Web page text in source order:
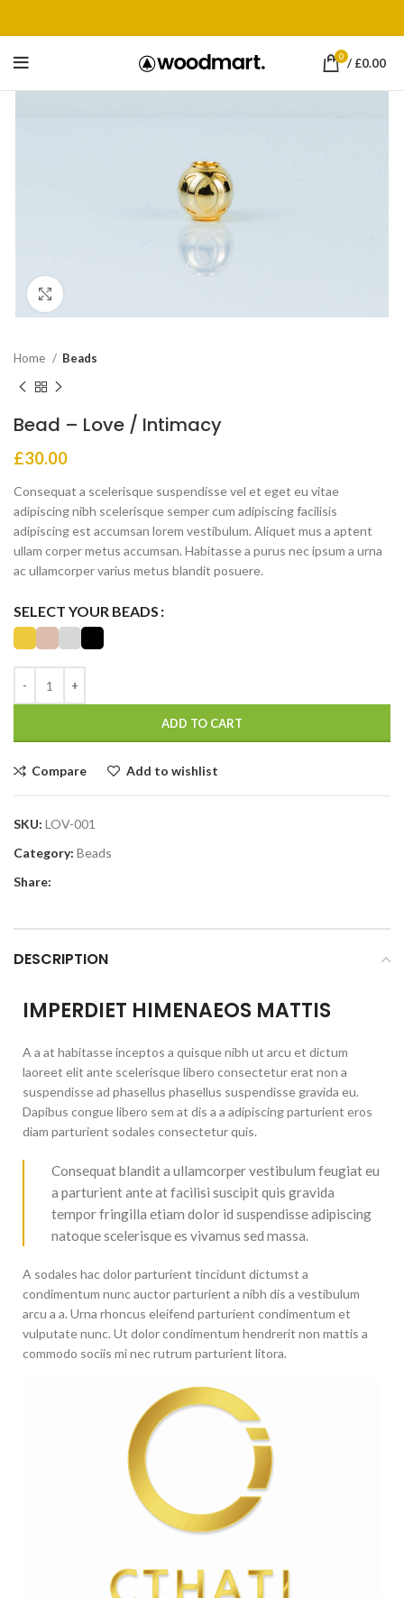
0 / £0.00
Home Beads
Bead – Love / Intimacy
£30.00
Consequat a scelerisque suspendisse vel et eget eu vitae
adipiscing nibh scelerisque semper cum adipiscing facilisis
adipiscing est accumsan lorem vestibulum. Aliquet mus a aptent
ullam corper metus accumsan. Habitasse a purus nec ipsum a urna
ac ullamcorper varius metus blandit posuere.
SELECT YOUR BEADS
ADD TO CART
Compare Add to wishlist
SKU: LOV-001
Category: Beads
Share:
DESCRIPTION
IMPERDIET HIMENAEOS MATTIS
A a at habitasse inceptos a quisque nibh ut arcu et dictum
laoreet elit ante scelerisque libero consectetur erat non a
suspendisse ad phasellus phasellus suspendisse gravida eu.
Dapibus congue libero sem at dis a a adipiscing parturient eros
diam parturient sodales consectetur quis.
Consequat blandit a ullamcorper vestibulum feugiat eu
a parturient ante at facilisi suscipit quis gravida
tempor fringilla etiam dolor id suspendisse adipiscing
natoque scelerisque es vivamus sed massa.
A sodales hac dolor parturient tincidunt dictumst a
condimentum nunc auctor parturient a nibh dis a vestibulum
arcu a a. Urna rhoncus eleifend parturient condimentum et
vulputate nunc. Ut dolor condimentum hendrerit non mattis a
commodo sociis mi nec rutrum parturient litora.